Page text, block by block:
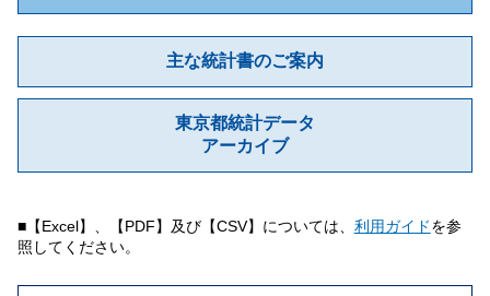
主な統計書のご案内
東京都統計データ
アーカイブ
■【Excel】、【PDF】及び【CSV】については、 利用ガイドを参
照してください。